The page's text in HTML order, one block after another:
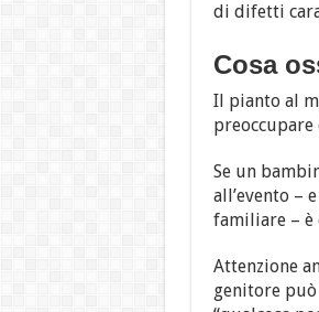
di difetti
Cosa
Il pianto al
Se un
all’evento –
familiare –
Attenzione
genitore può